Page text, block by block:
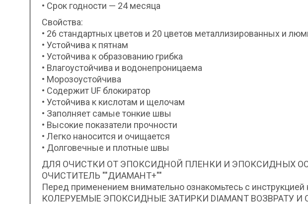
• Срок годности — 24 месяца
Свойства:
• 26 стандартных цветов и 20 цветов металлизированных и
• Устойчива к пятнам
• Устойчива к образованию грибка
• Влагоустойчива и водонепроницаема
• Морозоустойчива
• Содержит UF блокиратор
• Устойчива к кислотам и щелочам
• Заполняет самые тонкие швы
• Высокие показатели прочности
• Легко наносится и очищается
• Долговечные и плотные швы
ДЛЯ ОЧИСТКИ ОТ ЭПОКСИДНОЙ ПЛЕНКИ И ЭПОКСИДНЫХ
ОЧИСТИТЕЛЬ ""ДИАМАНТ+""
Перед применением внимательно ознакомьтесь с инструкцией
КОЛЕРУЕМЫЕ ЭПОКСИДНЫЕ ЗАТИРКИ DIAMANT ВОЗВРАТУ